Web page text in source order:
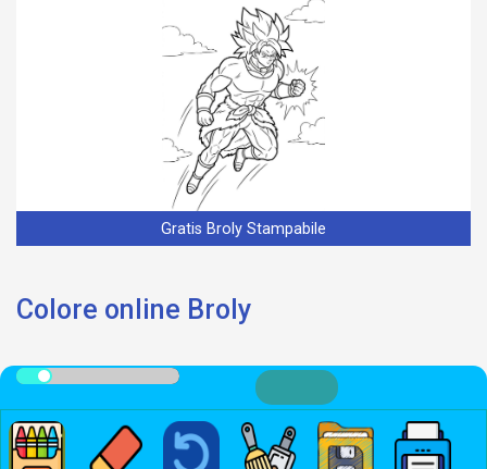
Gratis Broly Stampabile
Colore online Broly